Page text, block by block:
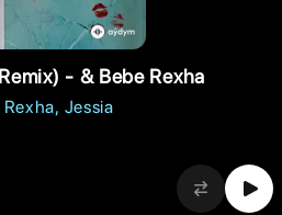
- & Bebe Rexha
Rexha Jessia